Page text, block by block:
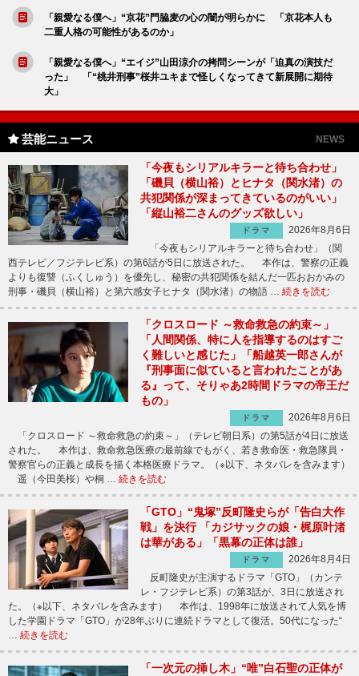
「親愛なる僕へ」“京花”門脇麦の心の闇が明らかに 「京花本人も
二重人格の可能性があるのか」
「親愛なる僕へ」“エイジ”山田涼介の拷問シーンが「迫真の演技だ
った」 「“桃井刑事”桜井ユキまで怪しくなってきて新展開に期待
大」
芸能ニュース NEWS
「今夜もシリアルキラーと待ち合わせ」
「磯貝（横山裕）とヒナタ（関水渚）の
共犯関係が深まってきているのがいい」
「縦山裕二さんのグッズ欲しい」
ドラマ
2026年8月6日
「今夜もシリアルキラーと待ち合わせ」（関
西テレビ／フジテレビ系）の第6話が5日に放送された。 本作は、警察の正義
よりも復讐（ふくしゅう）を優先し、秘密の共犯関係を結んだ一匹おおかみの
刑事・磯貝（横山裕）と第六感女子ヒナタ（関水渚）の物語 … 続きを読む
「クロスロード ～救命救急の約束～」
「人間関係、特に人を指導するのはすご
く難しいと感じた」「船越英一郎さんが
『刑事面に似ていると言われたことがあ
る』って、そりゃあ2時間ドラマの帝王だ
もの」
ドラマ
2026年8月6日
「クロスロード ～救命救急の約束～」（テレビ朝日系）の第5話が4日に放送
された。 本作は、救命救急医療の最前線でもがく、若き救命医・救急隊員・
警察官らの正義と成長を描く本格医療ドラマ。（※以下、ネタバレを含みます）
遥（今田美桜）や桐 … 続きを読む
「GTO」“鬼塚”反町隆史らが「告白大作
戦」を決行 「カジサックの娘・梶原叶渚
は華がある」「黒幕の正体は誰」
ドラマ
2026年8月4日
反町隆史が主演するドラマ「GTO」（カンテ
レ・フジテレビ系）の第3話が、3日に放送され
た。（※以下、ネタバレを含みます） 本作は、1998年に放送されて人気を博
した学園ドラマ「GTO」が28年ぶりに連続ドラマとして復活。50代になった“
… 続きを読む
「一次元の挿し木」“唯”白石聖の正体が